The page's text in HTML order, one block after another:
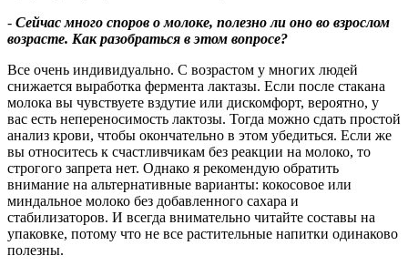
- Сейчас много споров о молоке, полезно ли оно во взрослом
возрасте. Как разобраться в этом вопросе?
Все очень индивидуально. С возрастом у многих людей
снижается выработка фермента лактазы. Если после стакана
молока вы чувствуете вздутие или дискомфорт, вероятно, у
вас есть непереносимость лактозы. Тогда можно сдать простой
анализ крови, чтобы окончательно в этом убедиться. Если же
вы относитесь к счастливчикам без реакции на молоко, то
строгого запрета нет. Однако я рекомендую обратить
внимание на альтернативные варианты: кокосовое или
миндальное молоко без добавленного сахара и
стабилизаторов. И всегда внимательно читайте составы на
упаковке, потому что не все растительные напитки одинаково
полезны.